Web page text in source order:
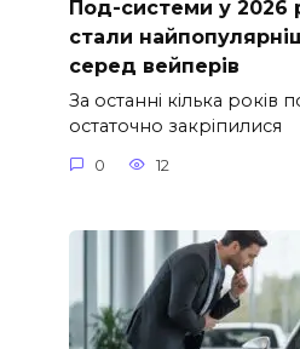
Под-системи у 2026
стали
серед вейперів
За останні кілька років
остаточно закріпилися
0 12